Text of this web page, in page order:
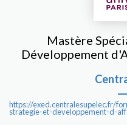
Mastère
Développement
https://exed.centralesupelec.fr/
strategie-et-developpement-d-